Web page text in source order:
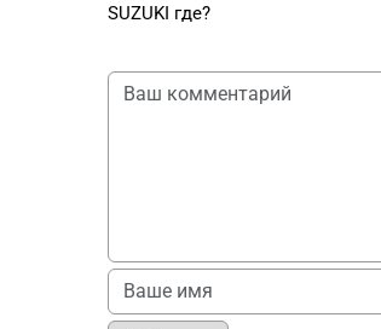
SUZUKI где?